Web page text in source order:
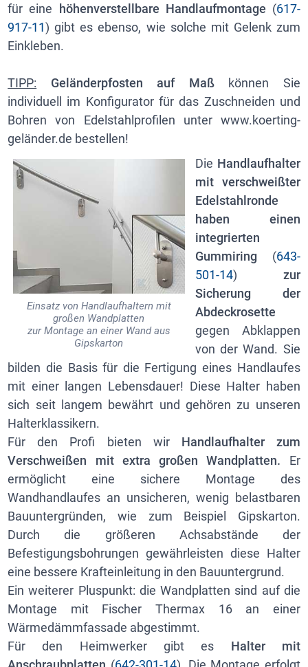
für eine höhenverstellbare Handlaufmontage (617-
917-11) gibt es ebenso, wie solche mit Gelenk zum
Einkleben.
TIPP: Geländerpfosten auf Maßkönnen Sie
individuell im Konfigurator für das Zuschneiden und
Bohren von Edelstahlprofilen unter www.koerting-
geländer.de bestellen!
Einsatz von Handlaufhaltern mit
großen Wandplatten
zur Montage an einer Wand aus
Gipskarton
Die Handlaufhalter
mit verschweißter
Edelstahlronde
haben einen
integrierten
Gummiring (643-
501-14) zur
Sicherung der
Abdeckrosette
gegen Abklappen
von der Wand. Sie
bilden die Basis für die Fertigung eines Handlaufes
mit einer langen Lebensdauer! Diese Halter haben
sich seit langem bewährt und gehören zu unseren
Halterklassikern.
Für den Profi bieten wir Handlaufhalter zum
Verschweißen mit extra großen Wandplatten. Er
ermöglicht eine sichere Montage des
Wandhandlaufes an unsicheren, wenig belastbaren
Bauuntergründen, wie zum Beispiel Gipskarton.
Durch die größeren Achsabstände der
Befestigungsbohrungen gewährleisten diese Halter
eine bessere Krafteinleitung in den Bauuntergrund.
Ein weiterer Pluspunkt: die Wandplatten sind auf die
Montage mit Fischer Thermax 16 an einer
Wärmedämmfassade abgestimmt.
Für den Heimwerker gibt es Halter mit